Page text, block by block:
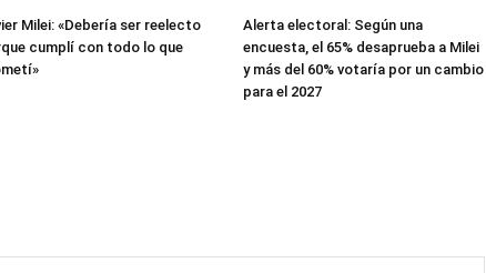
Milei: «Debería ser reelecto
cumplí con todo lo que
Alerta electoral: Según una
encuesta, el 65% desaprueba a Milei
y más del 60% votaría por un cambio
para el 2027